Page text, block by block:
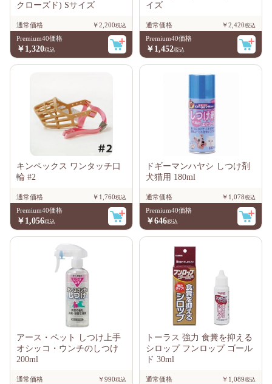
クローズド) Sサイズ
通常価格
￥2,200
Premium40価格
￥1,320
イズ
通常価格
￥2,420
Premium40価格
￥1,452
キンペックス ワンタッチ口
輪 #2
通常価格
￥1,760
Premium40価格
￥1,056
ドギーマンハヤシ しつけ剤
犬猫用 180ml
通常価格
￥1,078
Premium40価格
￥646
アース・ペット しつけ上手
オシッコ・ウンチのしつけ
200ml
通常価格
￥990
トーラス 強力 食糞を抑える
シロップ フンロップ ゴール
ド 30ml
通常価格
￥1,089